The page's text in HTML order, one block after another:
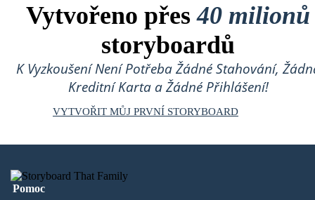
Vytvořeno přes40 milionů
storyboardů
K Vyzkoušení Není Potřeba Žádné Stahování,
Kreditní Karta a Žádné Přihlášení!
VYTVOŘIT MŮJ PRVNÍ STORYBOARD
Pomoc